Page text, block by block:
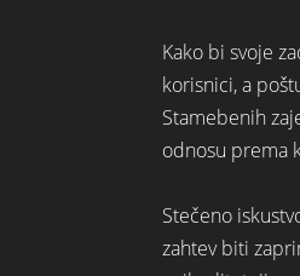
Kako bi svoje
korisnici, a
Stamebenih
odnosu prema
Stečeno
zahtev biti